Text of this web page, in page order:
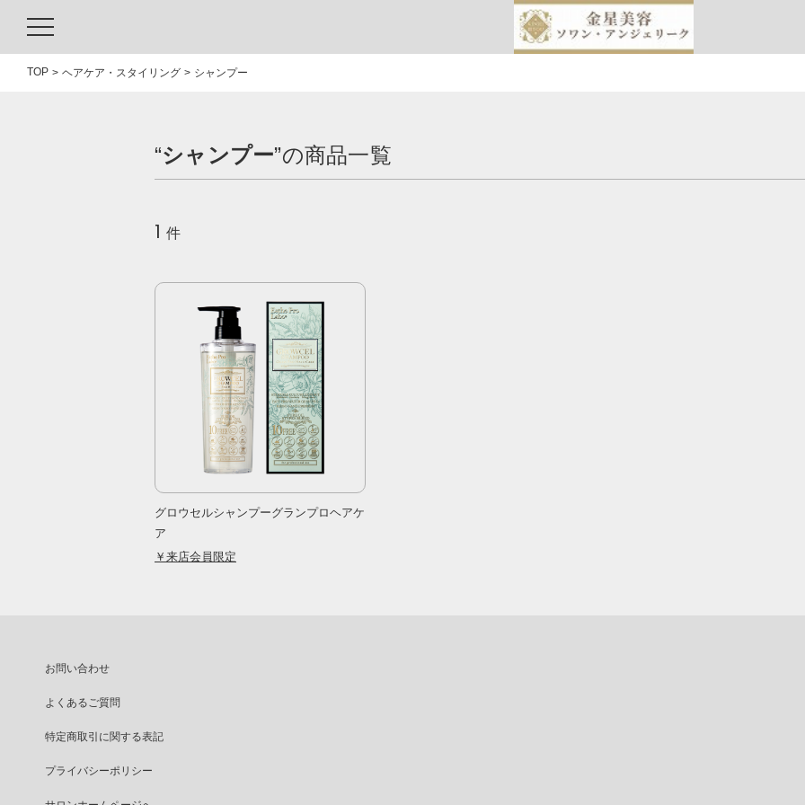
TOP ヘアケア・スタイリング シャンプー
“シャンプー”の商品一覧
1 件
グロウセルシャンプーグランプロヘアケ
ア
￥来店会員限定
お問い合わせ
よくあるご質問
特定商取引に関する表記
プライバシーポリシー